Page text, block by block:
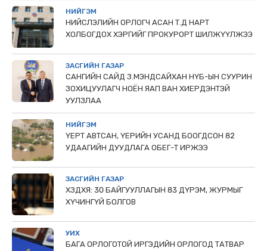
НИЙГЭМ
НИЙСЛЭЛИЙН ОРЛОГЧ АСАН Т.Д НАРТ
ХОЛБОГДОХ ХЭРГИЙГ ПРОКУРОРТ ШИЛЖҮҮЛЖЭЭ
ЗАСГИЙН ГАЗАР
САНГИЙН САЙД З.МЭНДСАЙХАН НҮБ-ЫН СУУРИН
ЗОХИЦУУЛАГЧ НОЁН ЯАП ВАН ХИЕРДЭНТЭЙ
УУЛЗЛАА
НИЙГЭМ
ҮЕРТ АВТСАН, ҮЕРИЙН УСАНД БООГДСОН 82
УДААГИЙН ДУУДЛАГА ОБЕГ-Т ИРЖЭЭ
ЗАСГИЙН ГАЗАР
ХЗДХЯ: 30 БАЙГУУЛЛАГЫН 83 ДҮРЭМ, ЖУРМЫГ
ХҮЧИНГҮЙ БОЛГОВ
УИХ
БАГА ОРЛОГОТОЙ ИРГЭДИЙН ОРЛОГОД ТАТВАР